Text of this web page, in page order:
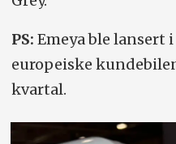
PS: Emeya ble lansert
europeiske
kvartal.